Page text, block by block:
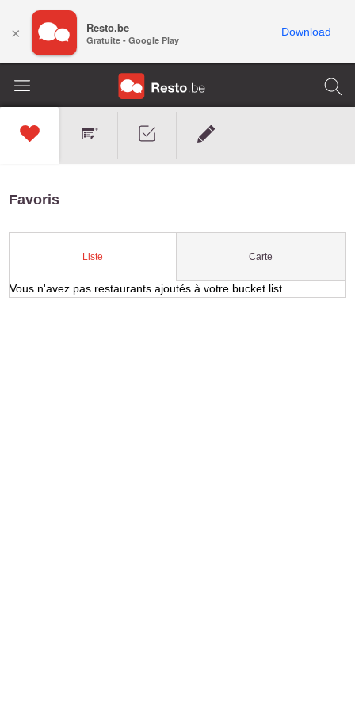
Favoris
Liste Carte
Vous n'avez pas restaurants ajoutés à votre bucket list.
× Resto.be
Gratuite - Google Play
Download